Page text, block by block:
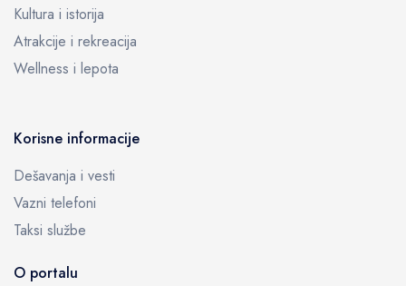
Kultura i istorija
Atrakcije i rekreacija
Wellness i lepota
Korisne informacije
Dešavanja i vesti
Vazni telefoni
Taksi službe
O portalu